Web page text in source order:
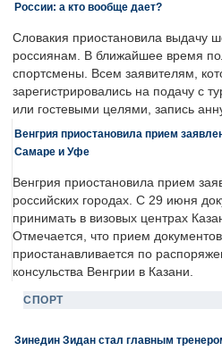
России: а кто вообще дает?
Словакия приостановила выдачу
россиянам. В ближайшее время
спортсмены. Всем заявителям,
зарегистрировались на подачу с
или гостевыми целями, запись
Венгрия приостановила прием
Самаре и Уфе
Венгрия приостановила прием
российских городах. С 29 июня
принимать в визовых центрах
Отмечается, что прием
приостанавливается по
консульства Венгрии в Казани.
СПОРТ
Зинедин Зидан стал главным